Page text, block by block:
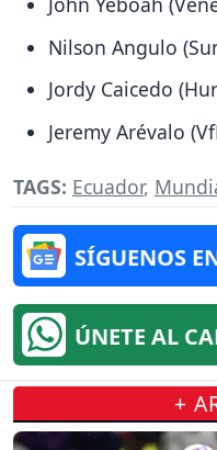
Nilson Angulo
Jordy Caicedo
Jeremy Arévalo
TAGS: Ecuador,
SÍGUENOS
ÚNETE AL
+